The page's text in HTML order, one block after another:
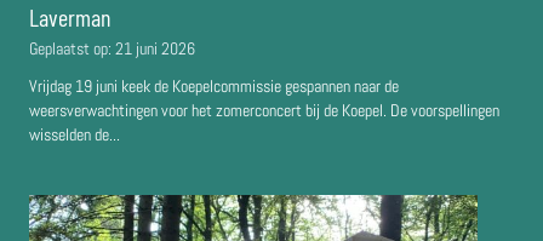
Laverman
Geplaatst op: 21 juni 2026
Vrijdag 19 juni keek de Koepelcommissie gespannen naar de
weersverwachtingen voor het zomerconcert bij de Koepel. De voorspellingen
wisselden de...